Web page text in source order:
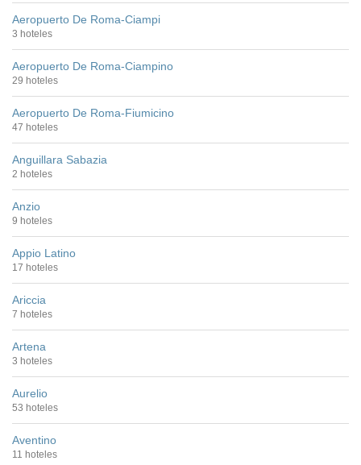
Aeropuerto De Roma-Ciampi
3 hoteles
Aeropuerto De Roma-Ciampino
29 hoteles
Aeropuerto De Roma-Fiumicino
47 hoteles
Anguillara Sabazia
2 hoteles
Anzio
9 hoteles
Appio Latino
17 hoteles
Ariccia
7 hoteles
Artena
3 hoteles
Aurelio
53 hoteles
Aventino
11 hoteles